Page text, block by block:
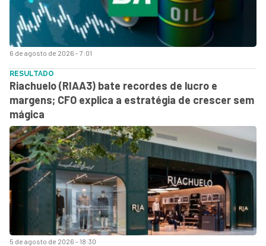
6 de agosto de 2026 - 7:01
5 de agosto de 2026 - 18:30
RESULTADO
Riachuelo (RIAA3) bate recordes de lucro e
margens; CFO explica a estratégia de crescer sem
mágica